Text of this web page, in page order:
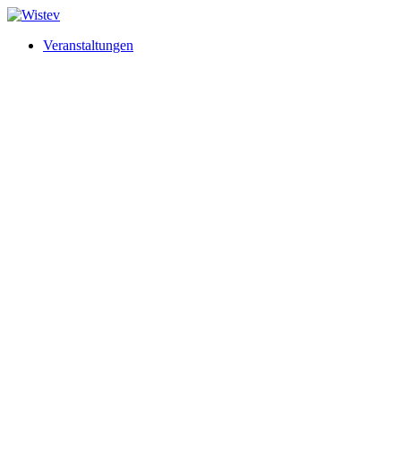
Veranstaltungen